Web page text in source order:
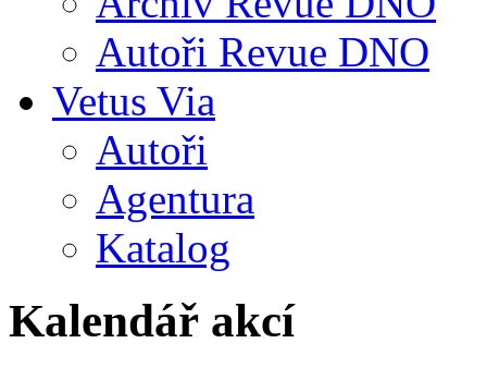
Autoři Revue DNO
Vetus Via
Autoři
Agentura
Katalog
Kalendář akcí